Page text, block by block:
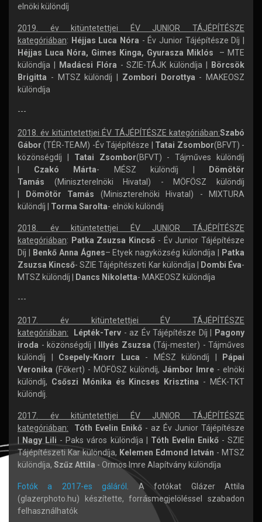
elnöki különdíj
2019. év kitüntetettjei ÉV JUNIOR TÁJÉPÍTÉSZE
kategóriában: Héjjas Luca Nóra - Év Junior Tájépítésze Díj |
Héjjas Luca Nóra, Gimes Kinga, Gyurasza Miklós
– MTE
különdíja |
Madácsi Flóra - SZIE-TÁJK különdíja |
Börcsök
Brigitta - MTSZ különdíj | Zombori Dorottya - MAKEOSZ
különdíja
---
2018. év kitüntetettjei ÉV TÁJÉPÍTÉSZE kategóriában:Szabó
Gábor (TÉR-TEAM) -Év Tájépítésze | Tatai Zsombor(BFVT) -
közönségdíj | Tatai Zsombor(BFVT) - Tájműves különdíj
Czakó Márta- MÉSZ különdíj |
Dömötör
Tamás (Miniszterelnöki Hivatal) - MÖFÖSZ különdíj
Dömötör Tamás (Miniszterelnöki Hivatal) - MIXTURA
különdíj | Torma Sarolta- elnöki különdíj
2018. év kitüntetettjei ÉV JUNIOR TÁJÉPÍTÉSZE
kategóriában: Patka Zsuzsa Kincső - Év Junior Tájépítésze
Díj |
Benkő Anna Ágnes– Etyek nagyközség különdíja |
Patka
Zsuzsa Kincső- SZIE Tájépítészeti Kar különdíja | Dombi Éva-
MTSZ különdíj |
Dancs Nikoletta- MAKEOSZ különdíja
---
2017. év kitüntetettjei ÉV TÁJÉPÍTÉSZE
kategóriában:
Lépték-Terv - az Év Tájépítésze Díj |
Pagony
iroda - közönségdíj | Illyés Zsuzsa (Táj-mester) - Tájműves
különdíj | Csepely-Knorr Luca - MÉSZ különdíj |
Pápai
Veronika (Főkert) - MÖFÖSZ különdíj, Jámbor Imre - elnöki
különdíj, Csőszi Mónika és Kincses Krisztina - MÉK-TKT
különdíj.
2017. év kitüntetettjei ÉV JUNIOR TÁJÉPÍTÉSZE
kategóriában:
Tóth Evelin Enikő - az Év Junior Tájépítésze
Nagy Lili - Paks város különdíja | Tóth Evelin Enikő - SZIE
Tájépítészeti Kar különdíja, Kelemen Edmond István - MTSZ
különdíja, Szűz Attila - Ormos Imre Alapítvány különdíja
Fotók a 2017-es gáláról
. A fotókat Glázer Attila
(glazerphoto.hu) készítette, forrásmegjelöléssel szabadon
felhasználhatók